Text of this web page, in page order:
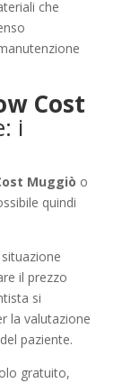
che
Cost
i
Muggiò o
quindi
il prezzo
si
la valutazione
paziente.
gratuito,